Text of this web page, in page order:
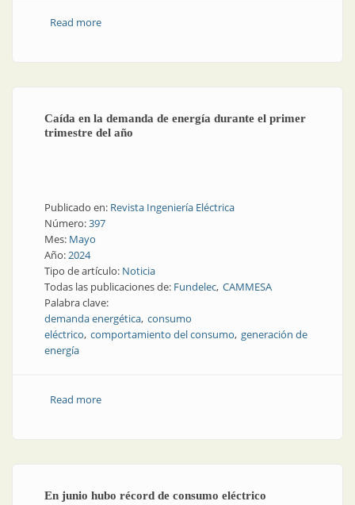
Read moreabout Agreguemos un “toma”
Caída en la demanda de energía durante el primer
trimestre del año
Publicado en: Revista Ingeniería Eléctrica
Número:397
Mes: Mayo
Año:2024
Tipo de artículo: Noticia
Todas las publicaciones de: Fundelec CAMMESA
Palabra clave:
demanda energética consumo
eléctrico comportamiento del consumo generación de
energía
Read moreabout Caída en la demanda de energía durante el
En junio hubo récord de consumo eléctrico